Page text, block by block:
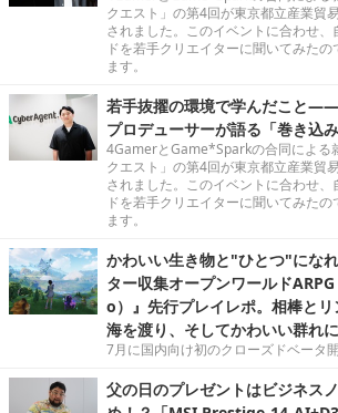
かわいい生き物と"ひとつ"にな
ター収集オープンワールド
o）』先行プレイレポ。相棒と
7月に国内向け初のクローズドベータ
父の日のプレゼントはビジネス
め！？「MSI Prestige-14-
さん世代に嬉しいカプコンの懐
ゼントしてみた
父の日に奮発して「ビジネスノートPC
と父の心温まる一日？
『Identity V 第五人格』の新モー
PvEと聞いたけれど……実際どう
してみた！【プレイレポ】
『Identity V 第五人格』が好きな人や
みました！